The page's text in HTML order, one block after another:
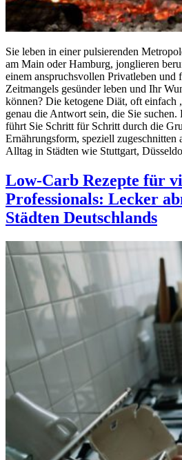
Sie leben in einer pulsierenden
am Main oder Hamburg, jonglieren
einem anspruchsvollen Privatleben und
Zeitmangels gesünder leben und Ihr
können? Die ketogene Diät, oft einfach
genau die Antwort sein, die Sie suchen.
führt Sie Schritt für Schritt durch die
Ernährungsform, speziell zugeschnitten
Alltag in Städten wie Stuttgart,
Low-Carb Rezepte für
Professionals: Lecker
Städten Deutschlands